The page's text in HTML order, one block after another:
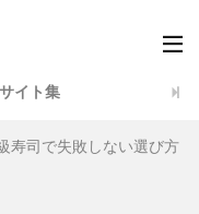
イト集
寿司で失敗しない選び方